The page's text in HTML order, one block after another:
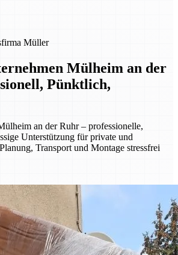
Müller
Mülheim an der
Pünktlich,
an der Ruhr – professionelle,
Unterstützung für private und
Transport und Montage stressfrei